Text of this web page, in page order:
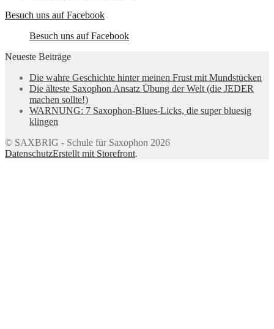
Besuch uns auf Facebook
Besuch uns auf Facebook
Neueste Beiträge
Die wahre Geschichte hinter meinen Frust mit Mundstücken
Die älteste Saxophon Ansatz Übung der Welt (die JEDER
machen sollte!)
WARNUNG: 7 Saxophon-Blues-Licks, die super bluesig
klingen
© SAXBRIG - Schule für Saxophon 2026
DatenschutzErstellt mit Storefront.